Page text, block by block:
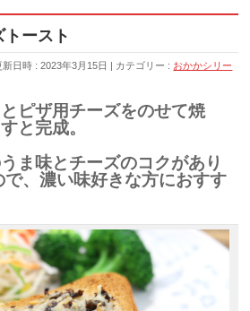
ースト
新日時 : 2023年3月15日 カテゴリー : おかかシリー
とピザ用チーズをのせて焼
と完成。
ま味とチーズのコクがあり
で、濃い味好きな方におすす